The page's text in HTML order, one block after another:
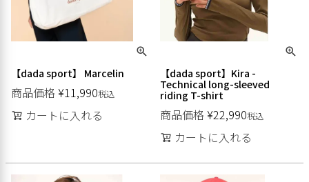
【dada sport】 Marcelin
商品価格 ¥11,990税込
カートに入れる
【dada sport】Kira -
Technical long-sleeved
riding T-shirt
商品価格 ¥22,990税込
カートに入れる